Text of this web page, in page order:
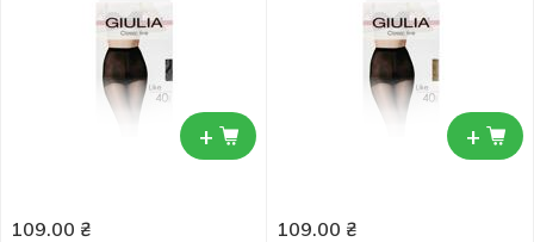
+
109.00 ₴
+
109.00 ₴